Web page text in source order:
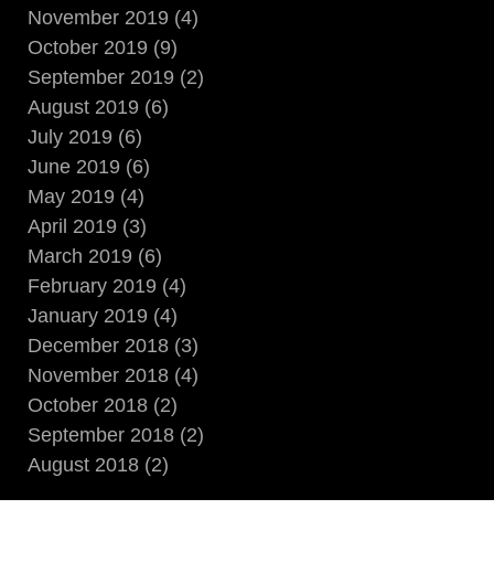
November 2019 (4)
October 2019 (9)
September 2019 (2)
August 2019 (6)
July 2019 (6)
June 2019 (6)
May 2019 (4)
April 2019 (3)
March 2019 (6)
February 2019 (4)
January 2019 (4)
December 2018 (3)
November 2018 (4)
October 2018 (2)
September 2018 (2)
August 2018 (2)